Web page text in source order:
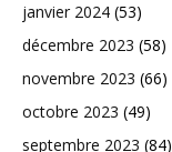
janvier 2024 (53)
décembre 2023 (58)
novembre 2023 (66)
octobre 2023 (49)
septembre 2023 (84)